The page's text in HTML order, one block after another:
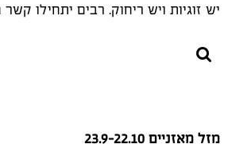
יש זוגיות ויש ריחוק. רבים יתחילו
מזל מאזניים 23.9-22.10